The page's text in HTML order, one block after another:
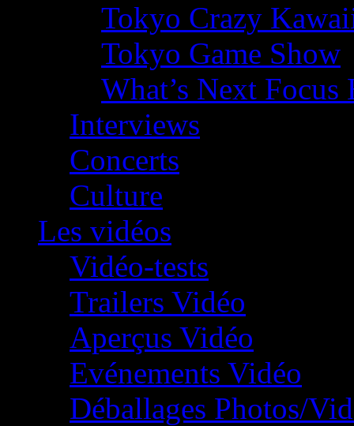
Tokyo Crazy
Tokyo Game Show
What’s Next
Interviews
Concerts
Culture
Les vidéos
Vidéo-tests
Trailers Vidéo
Aperçus Vidéo
Evénements Vidéo
Déballages Photos/